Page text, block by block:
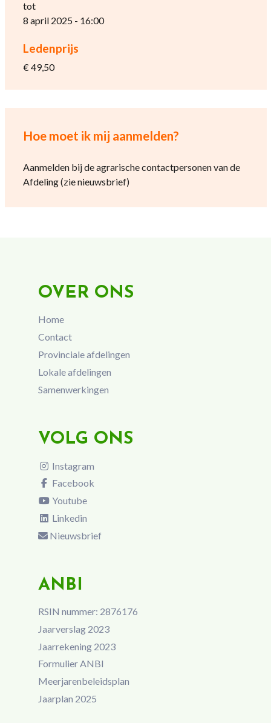
tot
8 april 2025 - 16:00
Ledenprijs
€ 49,50
Hoe moet ik mij aanmelden?
Aanmelden bij de agrarische contactpersonen van de
Afdeling (zie nieuwsbrief)
OVER ONS
Home
Contact
Provinciale afdelingen
Lokale afdelingen
Samenwerkingen
VOLG ONS
Instagram
Facebook
Youtube
Linkedin
Nieuwsbrief
ANBI
RSIN nummer: 2876176
Jaarverslag 2023
Jaarrekening 2023
Formulier ANBI
Meerjarenbeleidsplan
Jaarplan 2025